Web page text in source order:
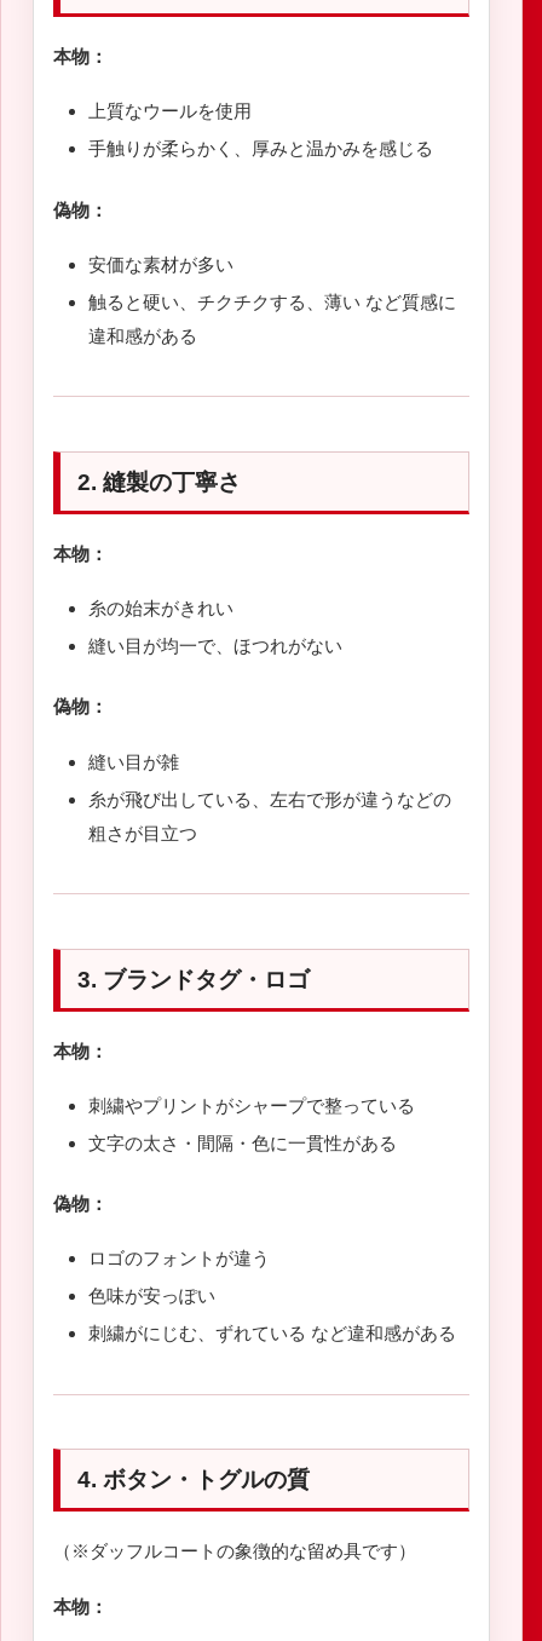
本物：
上質なウールを使用
手触りが柔らかく、厚みと温かみを感じる
偽物：
安価な素材が多い
触ると硬い、チクチクする、薄い など質感に
違和感がある
2. 縫製の丁寧さ
本物：
糸の始末がきれい
縫い目が均一で、ほつれがない
偽物：
縫い目が雑
糸が飛び出している、左右で形が違うなどの
粗さが目立つ
3. ブランドタグ・ロゴ
本物：
刺繍やプリントがシャープで整っている
文字の太さ・間隔・色に一貫性がある
偽物：
ロゴのフォントが違う
色味が安っぽい
刺繍がにじむ、ずれている など違和感がある
4. ボタン・トグルの質
（※ダッフルコートの象徴的な留め具です）
本物：